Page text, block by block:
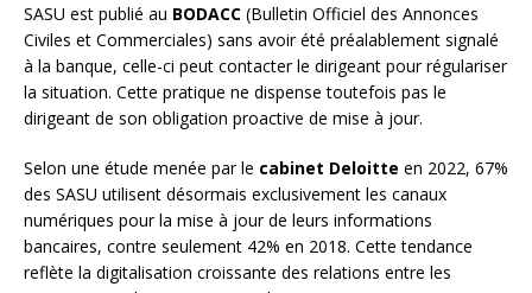
SASU est publié au BODACC (Bulletin Officiel des Annonces
Civiles et Commerciales) sans avoir été préalablement signalé
à la banque, celle-ci peut contacter le dirigeant pour régulariser
la situation. Cette pratique ne dispense toutefois pas le
dirigeant de son obligation proactive de mise à jour.
Selon une étude menée par le cabinet Deloitte en 2022, 67%
des SASU utilisent désormais exclusivement les canaux
numériques pour la mise à jour de leurs informations
bancaires, contre seulement 42% en 2018. Cette tendance
reflète la digitalisation croissante des relations entre les